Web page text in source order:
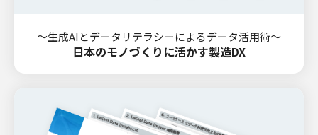
～生成AIとデータリテラシーによるデータ活用術～
日本のモノづくりに活かす製造DX